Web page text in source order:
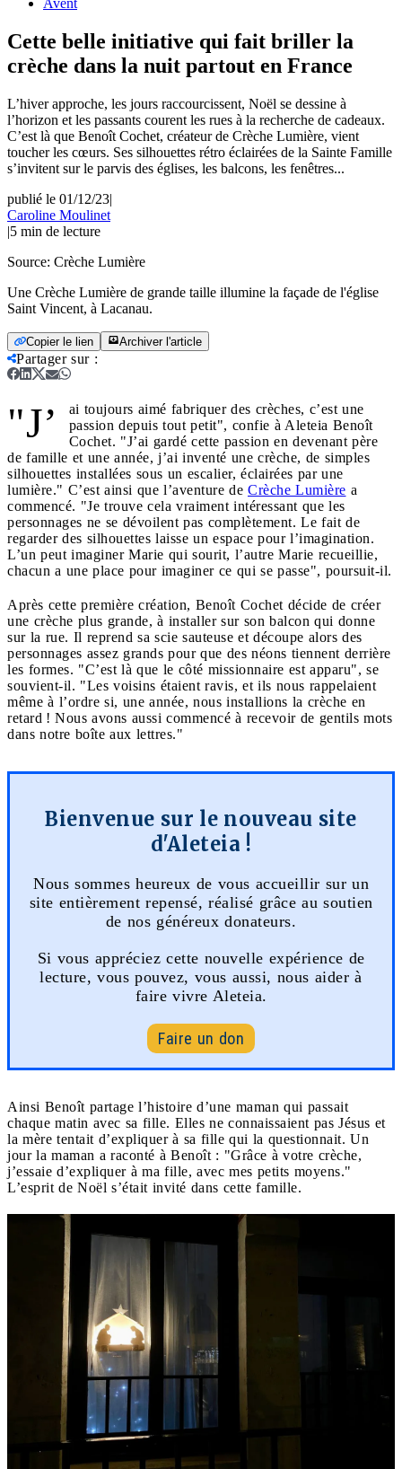
Avent
Cette belle initiative qui fait briller la
crèche dans la nuit partout en France
L’hiver approche, les jours raccourcissent, Noël se dessine à
l’horizon et les passants courent les rues à la recherche de cadeaux.
C’est là que Benoît Cochet, créateur de Crèche Lumière, vient
toucher les cœurs. Ses silhouettes rétro éclairées de la Sainte Famille
s’invitent sur le parvis des églises, les balcons, les fenêtres...
publié le 01/12/23|
Caroline Moulinet
|5 min de lecture
Source: Crèche Lumière
Une Crèche Lumière de grande taille illumine la façade de l'église
Saint Vincent, à Lacanau.
Copier le lien Archiver l'article
Partager sur:
"J’
ai toujours aimé fabriquer des crèches, c’est une
passion depuis tout petit", confie à Aleteia Benoît
Cochet. "J’ai gardé cette passion en devenant père
de famille et une année, j’ai inventé une crèche, de simples
silhouettes installées sous un escalier, éclairées par une
lumière." C’est ainsi que l’aventure de Crèche Lumière a
commencé. "Je trouve cela vraiment intéressant que les
personnages ne se dévoilent pas complètement. Le fait de
regarder des silhouettes laisse un espace pour l’imagination.
L’un peut imaginer Marie qui sourit, l’autre Marie recueillie,
chacun a une place pour imaginer ce qui se passe", poursuit-il.
Après cette première création, Benoît Cochet décide de créer
une crèche plus grande, à installer sur son balcon qui donne
sur la rue. Il reprend sa scie sauteuse et découpe alors des
personnages assez grands pour que des néons tiennent derrière
les formes. "C’est là que le côté missionnaire est apparu", se
souvient-il. "Les voisins étaient ravis, et ils nous rappelaient
même à l’ordre si, une année, nous installions la crèche en
retard ! Nous avons aussi commencé à recevoir de gentils mots
dans notre boîte aux lettres."
Bienvenue sur le nouveau site
d'Aleteia !
Nous sommes heureux de vous accueillir sur un
site entièrement repensé, réalisé grâce au soutien
de nos généreux donateurs.
Si vous appréciez cette nouvelle expérience de
lecture, vous pouvez, vous aussi, nous aider à
faire vivre Aleteia.
Faire un don
Ainsi Benoît partage l’histoire d’une maman qui passait
chaque matin avec sa fille. Elles ne connaissaient pas Jésus et
la mère tentait d’expliquer à sa fille qui la questionnait. Un
jour la maman a raconté à Benoît : "Grâce à votre crèche,
j’essaie d’expliquer à ma fille, avec mes petits moyens."
L’esprit de Noël s’était invité dans cette famille.